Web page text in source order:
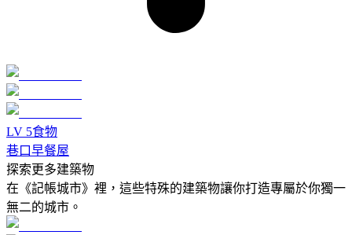
LV 5食物
巷口早餐屋
探索更多建築物
在《記帳城市》裡，這些特殊的建築物讓你打造專屬於你獨一
無二的城市。